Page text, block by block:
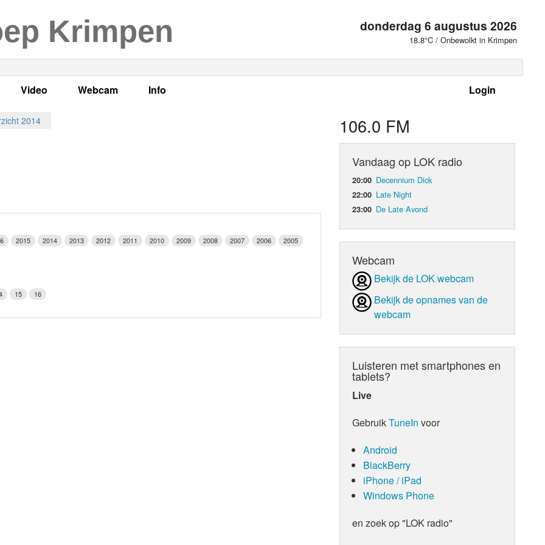
Krimpen donderdag 6 augustus 2026
18.8°C / Onbewolkt in Krimpen
Login
Video
LOK TV
Webcam Info
2014
2015 2014 2013 2012 2011 2010 2009 2008 2007 2006
2005
15 16
106.0 FM
Vandaag op LOK radio
20:00 Decennium Dick
22:00 Late Night
23:00 De Late Avond
Webcam
Bekijk de LOK webcam
Bekijk de opnames van de
webcam
Luisteren met smartphones en
tablets?
Live
GebruikTuneIn voor
Android
BlackBerry
iPhone / iPad
Windows Phone
en zoek op "LOK radio"